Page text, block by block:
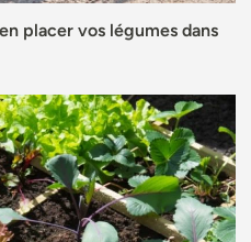
placer vos légumes dans